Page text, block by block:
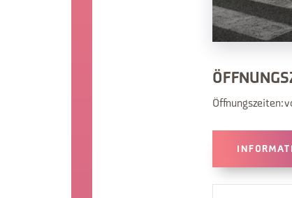
Öffnungszeiten: